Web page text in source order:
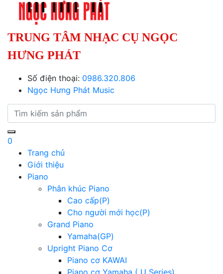
TRUNG TÂM NHẠC CỤ NGỌC
HƯNG PHÁT
Số điện thoại: 0986.320.806
Ngọc Hưng Phát Music
0
Trang chủ
Giới thiệu
Piano
Phân khúc Piano
Cao cấp(P)
Cho người mới học(P)
Grand Piano
Yamaha(GP)
Upright Piano Cơ
Piano cơ KAWAI
Piano cơ Yamaha ( U Series)